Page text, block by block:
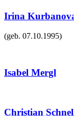
Irina
(geb. 07.10.1995)
Isabel Mergl
Christian